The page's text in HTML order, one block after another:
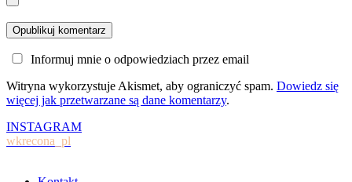
Informuj mnie o odpowiedziach przez email
Witryna wykorzystuje Akismet, aby ograniczyć spam. Dowiedz się
więcej jak przetwarzane są dane komentarzy.
INSTAGRAM
wkrecona_pl